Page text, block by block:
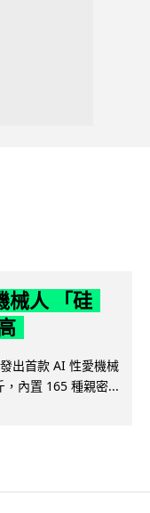
械人 「硅
出首款 AI 性愛機械
內置 165 種親密...